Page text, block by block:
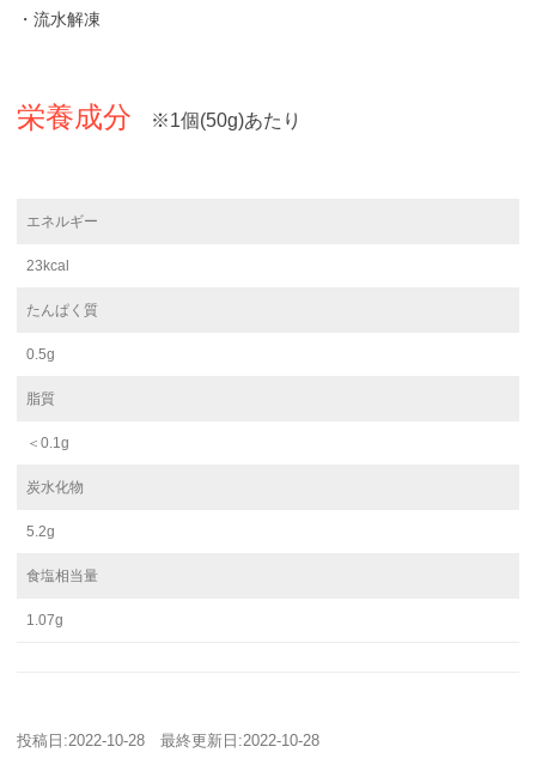
・流水解凍
栄養成分 ※1個(50g)あたり
エネルギー
23kcal
たんぱく質
0.5g
脂質
＜0.1g
炭水化物
5.2g
食塩相当量
1.07g
投稿日:2022-10-28 最終更新日:2022-10-28